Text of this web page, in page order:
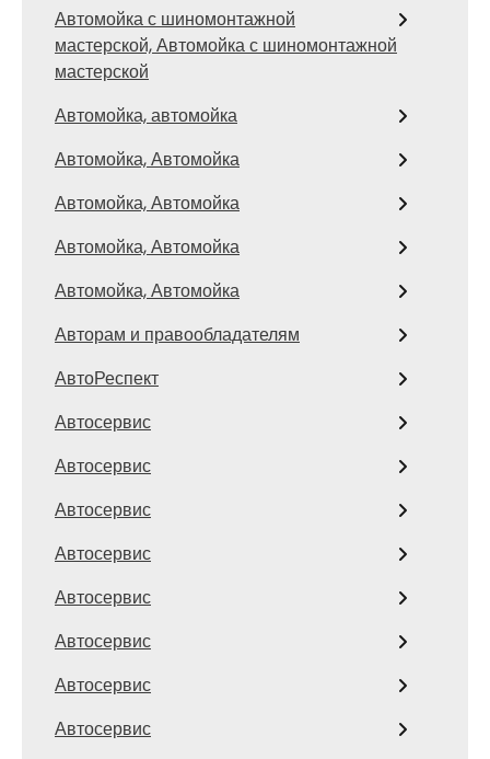
Автомойка с шиномонтажной
мастерской, Автомойка с шиномонтажной
мастерской
Автомойка, автомойка
Автомойка, Автомойка
Автомойка, Автомойка
Автомойка, Автомойка
Автомойка, Автомойка
Авторам и правообладателям
АвтоРеспект
Автосервис
Автосервис
Автосервис
Автосервис
Автосервис
Автосервис
Автосервис
Автосервис